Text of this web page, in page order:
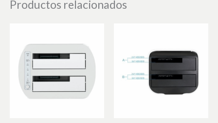
Productos relacionados